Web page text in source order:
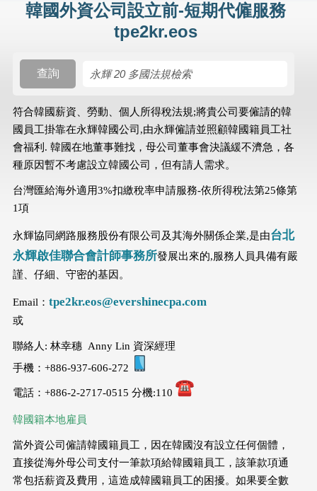
韓國外資公司設立前-短期代僱服務
tpe2kr.eos
查詢
符合韓國薪資、勞動、個人所得稅法規;將貴公司要僱請的韓
國員工掛靠在永輝韓國公司,由永輝僱請並照顧韓國籍員工社
會福利. 韓國在地董事難找，母公司董事會決議緩不濟急，各
種原因暫不考慮設立韓國公司，但有請人需求。
台灣匯給海外適用3%扣繳稅率申請服務-依所得稅法第25條第
1項
永輝協同網路服務股份有限公司及其海外關係企業,是由台北
永輝啟佳聯合會計師事務所發展出來的,服務人員具備有嚴
謹、仔細、守密的基因。
Email： tpe2kr.eos@evershinecpa.com
或
聯絡人: 林幸穗 Anny Lin 資深經理
手機：+886-937-606-272
電話：+886-2-2717-0515 分機:110
韓國籍本地雇員
當外資公司僱請韓國籍員工，因在韓國沒有設立任何個體，
直接從海外母公司支付一筆款項給韓國籍員工，該筆款項通
常包括薪資及費用，這造成韓國籍員工的困擾。如果要全數